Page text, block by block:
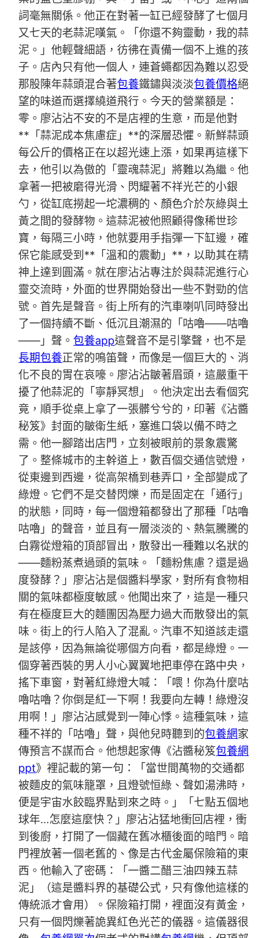
詞毫無關係。他正在對著一缸已經發酵了七個月
又七天的老蒜泥嘆氣。「你還不夠靈動，我的蒜
泥。」他輕聲細語，彷彿在責備一個不上進的孩
子。店內只有他一個人，連蒼蠅都因為難以忍受
那股陳年蒜頭混合著包養鐵鏽與淡淡包養價格絕
望的味道而選擇繞道飛行。今天的營業額是：
零。廖沾沾不安的不是店裡的生意，而是他對
**「蒜泥成本焦慮症」**的深層恐懼。新鮮蒜頭
每公斤的價格正在以超光速上漲，如果再這樣下
去，他引以為傲的「靈魂蒜泥」將難以為繼。他
拿著一把被磨得光滑、閃耀著不祥光芒的小銀
勺，從缸底撈起一坨濃稠的、顏色介於灰綠與土
黃之間的發酵物。這蒜泥被他照顧得像稀世珍
寶，每隔三小時，他就要用手指彈一下缸邊，確
保它能感受到**「溫和的震動」**，以助其在精
神上達到圓滿。就在廖沾沾專注於與蒜泥進行心
靈交流時，外面的世界開始發出一些不對勁的信
號。首先是聲音。街上所有的汽車喇叭同時發出
了一個持續不斷、低沉且潮濕的「咕嚕——咕嚕
——」聲。包養app這聲音不是引擎聲，也不是
長期包養正常的鳴笛聲，而像是一個巨大的、消
化不良的胃在哀嚎。廖沾沾皺著眉頭，這嚴重干
擾了他蒜泥的「寧靜冥想」。他決定出去看個究
竟，順手從桌上拿了一張髒兮兮的，印著《沾醬
秘笈》封面的皺衛生紙，塞進口袋以備不時之
需。他一腳踏出店門，立刻被眼前的景象震驚
了。整條城市的主幹道上，數百個交通信號燈，
從東邊到西邊，從高架橋到巷弄口，全部變成了
綠燈。它們不是交替閃爍，而是固定在「通行」
的狀態，同時，每一個燈箱都發出了那種「咕嚕
咕嚕」的聲音，並且有一層淡淡的、熱氣騰騰的
白霧從燈箱的頂部冒出，散發出一種難以名狀的
——麵粉蒸煮過頭的氣味。「麵粉焦慮？還是過
度發酵？」廖沾沾是個醬料學家，對所有食物相
關的氣味都極度敏感。他聞出來了，這是一種只
有在極度巨大的麵團因為壓力過大而散發出的氣
味。街上的行人陷入了混亂。汽車不知道該走還
是該停，因為無論從哪個方向看，都是綠燈。一
個穿著西裝的男人小心翼翼地把車停在路中央，
搖下車窗，對著紅綠燈大喊：「喂！你為什麼咕
嚕咕嚕？你倒是紅一下啊！我要向左轉！綠燈沒
用啊！」廖沾沾感覺到一陣心悸。這種氣味，這
種不祥的「咕嚕」聲，與他兒時聽到的包養網家
傳預言不謀而合。他想起家傳《沾醬秘笈包養網
ppt》裡記載的第一句：「當世間萬物的交通都
被麵皮的氣味籠罩，且燈號恒綠、聲如湯沸時，
便是宇宙水餃臨界點到來之時。」「七點五個地
球年…怎麼這麼快？」廖沾沾猛地衝回店裡，衝
到後廚，打開了一個藏在舊冰櫃後面的暗門。暗
門裡放著一個老舊的、像是古代金屬保險箱的東
西。他輸入了密碼：「一醬二醋三油四辣五蒜
泥」（這是醬料界的基礎公式，只有像他這樣的
傳統派才會用）。保險箱打開，裡面沒有黃金，
只有一個閃爍著詭異紅色光芒的儀器。這儀器很